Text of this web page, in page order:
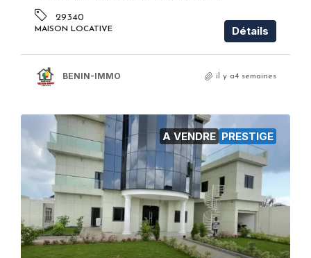
29340
MAISON LOCATIVE Détails
BENIN-IMMO il y a4 semaines
A VENDRE PRESTIGE